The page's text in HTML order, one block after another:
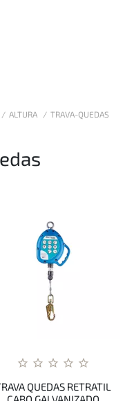
ALTURA TRAVA-QUEDAS
QUEDAS RETRATIL